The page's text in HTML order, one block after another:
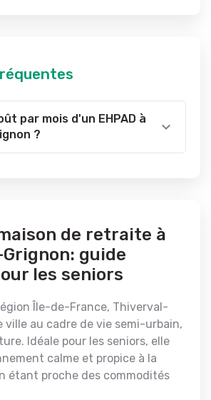
par mois d'un EHPAD à
?
de retraite à
guide
les seniors
Île-de-France, Thiverval-
ville au cadre de vie semi-urbain,
Idéale pour les seniors, elle
calme et propice à la
étant proche des commodités